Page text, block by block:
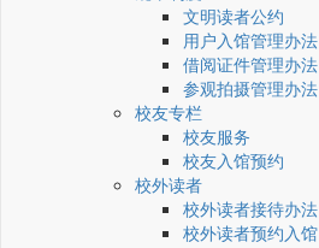
文明读者公约
用户入馆管理办法
借阅证件管理办法
参观拍摄管理办法
校友专栏
校友服务
校友入馆预约
校外读者
校外读者接待办法
校外读者预约入馆